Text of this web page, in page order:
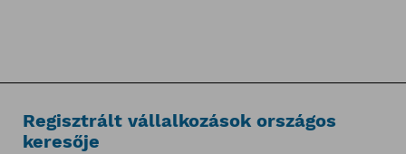
Regisztrált vállalkozások országos
keresője